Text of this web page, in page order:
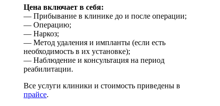
Цена включает в себя:
— Прибывание в клинике до и после операции;
— Операцию;
— Наркоз;
— Метод удаления и импланты (если есть
необходимость в их установке);
— Наблюдение и консультация на период
реабилитации.
Все услуги клиники и стоимость приведены в
прайсе.